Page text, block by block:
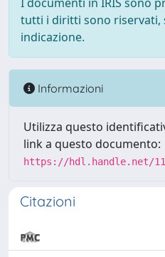
tutti i diritti sono riservati,
indicazione.
Informazioni
Utilizza questo
link a questo documento:
https://hdl.handle.net/
Citazioni